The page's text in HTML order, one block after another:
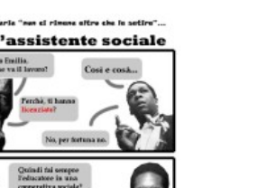
MSM
STUDENTI TSUNAMI
ZAM
MILANO
MOBILITAZIONI